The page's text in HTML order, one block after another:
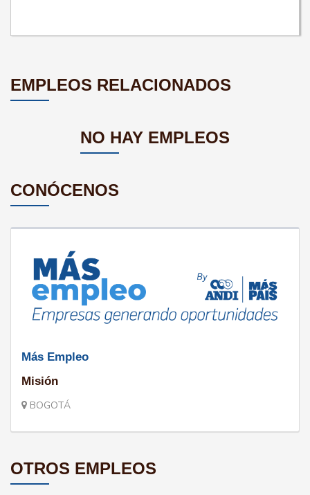
EMPLEOS RELACIONADOS
NO HAY EMPLEOS
CONÓCENOS
Más Empleo
Misión
BOGOTÁ
OTROS EMPLEOS